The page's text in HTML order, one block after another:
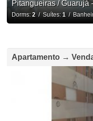
Pitangueiras / Guarujá
Dorms: 2/ Suítes: 1/
Apartamento →